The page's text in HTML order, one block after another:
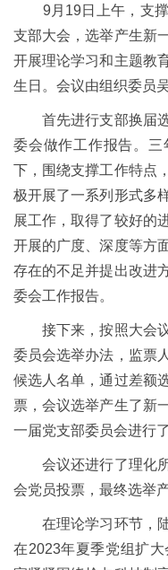
9月19日上午，支撑
支部大会，选举产生新
开展理论学习和主题教
生日。会议由组织委员
首先进行支部换届选
委会做作工作报告。
下，围绕支撑工作特点
极开展了一系列形式多
展工作，取得了较好的
开展的广度、深度等方
存在的不足并提出改进
委会工作报告。
接下来，按照大会议
委员会选举办法，监票
候选人名单，通过差额
票，会议选举产生了新
一届党支部委员会进行
会议还进行了理化所
会党员投票，最终选举
在理论学习环节，陆
在2023年夏季党组扩